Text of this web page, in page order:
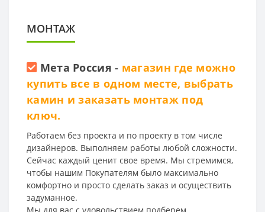
МОНТАЖ
Мета Россия - магазин где можно
купить все в одном месте, выбрать
камин и заказать монтаж под
ключ.
Работаем без проекта и по проекту в том числе
дизайнеров. Выполняем работы любой сложности.
Сейчас каждый ценит свое время. Мы стремимся,
чтобы нашим Покупателям было максимально
комфортно и просто сделать заказ и осуществить
задуманное.